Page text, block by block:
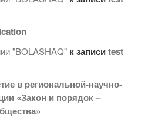
"BOLASHAQ" к записиtest
в региональной-научно-
«Закон и порядок –